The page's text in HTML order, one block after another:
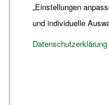
„Einstellungen
und individuelle
Datenschutzerklärung